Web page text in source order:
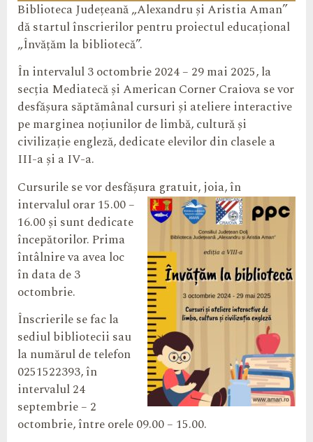
Biblioteca Județeană „Alexandru și Aristia Aman”
dă startul înscrierilor pentru proiectul educațional
„Învățăm la bibliotecă”.
În intervalul 3 octombrie 2024 – 29 mai 2025, la
secția Mediatecă și American Corner Craiova se vor
desfășura săptămânal cursuri și ateliere interactive
pe marginea noțiunilor de limbă, cultură și
civilizație engleză, dedicate elevilor din clasele a
III-a și a IV-a.
Cursurile se vor desfășura gratuit, joia, în
intervalul orar 15.00 –
16.00 și sunt dedicate
începătorilor. Prima
întâlnire va avea loc
în data de 3
octombrie.
Înscrierile se fac la
sediul bibliotecii sau
la numărul de telefon
0251522393, în
intervalul 24
septembrie – 2
octombrie, între orele 09.00 – 15.00.